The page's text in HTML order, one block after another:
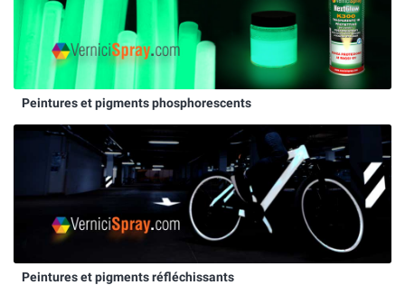
Peintures et pigments phosphorescents
Peintures et pigments réfléchissants